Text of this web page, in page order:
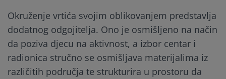
Okruženje vrtića svojim oblikovanjem predstavlja
dodatnog odgojitelja. Ono je osmišljeno na način
da poziva djecu na aktivnost, a izbor centar i
radionica stručno se osmišljava materijalima iz
različitih područja te strukturira u prostoru da